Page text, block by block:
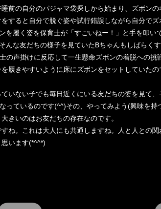
前の自分のパジャマ袋探しから始まり、ズボンの
すると自分で脱ぐ姿や試行錯誤しながら自分でズ
を履く姿を保育士が「すごいねー！」と手を叩い
んな友だちの様子を見ていたBちゃんもしばらく
の声掛けに反応して一生懸命ズボンの着脱への挑
履きやすいように床にズボンをセットしていたの
いない子でも毎日近くにいる友だちの姿を見て、
っているのです(^^)その、やってみよう(興味を持
きいのはお友だちの存在なのです。
ね。これは大人にも共通しますね。人と人との関
います(*^^*)